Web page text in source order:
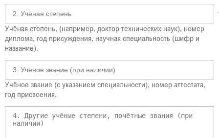
Учёная степень, (например, доктор технических наук), номер
диплома, год присуждения, научная специальность (шифр и
название).
Учёное звание (с указанием специальности), номер аттестата,
год присвоения.